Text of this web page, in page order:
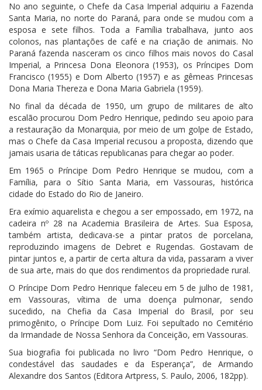
No ano seguinte, o Chefe da Casa Imperial adquiriu a Fazenda
Santa Maria, no norte do Paraná, para onde se mudou com a
esposa e sete filhos. Toda a Família trabalhava, junto aos
colonos, nas plantações de café e na criação de animais. No
Paraná fazenda nasceram os cinco filhos mais novos do Casal
Imperial, a Princesa Dona Eleonora (1953), os Príncipes Dom
Francisco (1955) e Dom Alberto (1957) e as gêmeas Princesas
Dona Maria Thereza e Dona Maria Gabriela (1959).
No final da década de 1950, um grupo de militares de alto
escalão procurou Dom Pedro Henrique, pedindo seu apoio para
a restauração da Monarquia, por meio de um golpe de Estado,
mas o Chefe da Casa Imperial recusou a proposta, dizendo que
jamais usaria de táticas republicanas para chegar ao poder.
Em 1965 o Príncipe Dom Pedro Henrique se mudou, com a
Família, para o Sítio Santa Maria, em Vassouras, histórica
cidade do Estado do Rio de Janeiro.
Era exímio aquarelista e chegou a ser empossado, em 1972, na
cadeira nº 28 na Academia Brasileira de Artes. Sua Esposa,
também artista, dedicava-se a pintar pratos de porcelana,
reproduzindo imagens de Debret e Rugendas. Gostavam de
pintar juntos e, a partir de certa altura da vida, passaram a viver
de sua arte, mais do que dos rendimentos da propriedade rural.
O Príncipe Dom Pedro Henrique faleceu em 5 de julho de 1981,
em Vassouras, vítima de uma doença pulmonar, sendo
sucedido, na Chefia da Casa Imperial do Brasil, por seu
primogênito, o Príncipe Dom Luiz. Foi sepultado no Cemitério
da Irmandade de Nossa Senhora da Conceição, em Vassouras.
Sua biografia foi publicada no livro “Dom Pedro Henrique, o
condestável das saudades e da Esperança”, de Armando
Alexandre dos Santos (Editora Artpress, S. Paulo, 2006, 182pp).